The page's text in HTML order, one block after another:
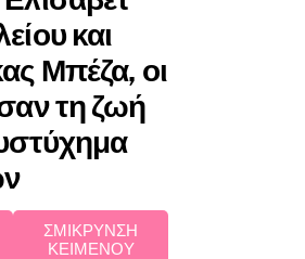
και
Μπέζα, οι
τη ζωή
ΣΜΙΚΡΥΝΣΗ
ΚΕΙΜΕΝΟΥ